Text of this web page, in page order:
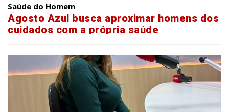
Saúde do Homem
Agosto Azul busca aproximar homens dos
cuidados com a própria saúde